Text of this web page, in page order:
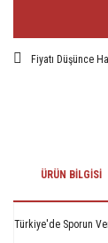
Fiyatı Düşünce
ÜRÜN BILGISI
Türkiye'de Sporun